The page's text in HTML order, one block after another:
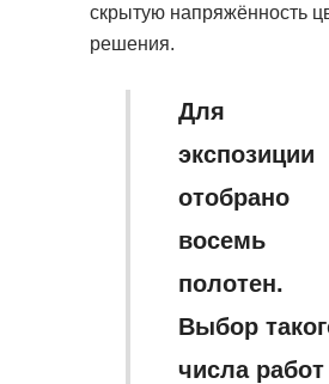
скрытую напряжённость
решения.
Для
экспозиции
отобрано
восемь
полотен.
Выбор
числа